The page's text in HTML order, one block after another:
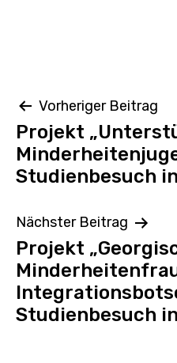
Vorheriger Beitrag
Projekt
Studienbesuch
Nächster Beitrag
Projekt
Studienbesuch